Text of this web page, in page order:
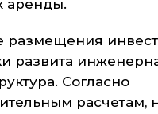
аренды.
размещения
развита
Согласно
расчетам,